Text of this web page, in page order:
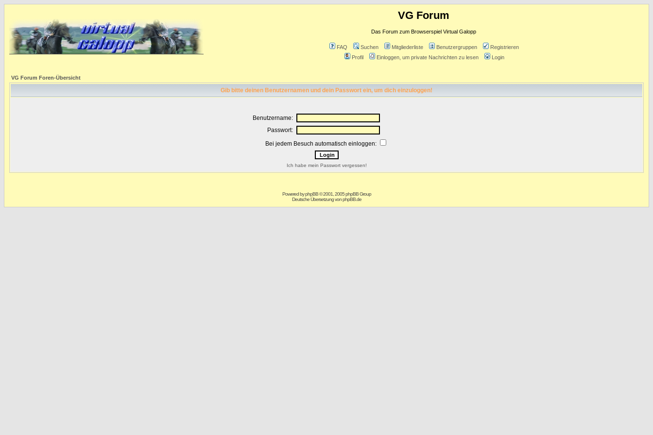
VG Forum
Das Forum zum Browserspiel Virtual Galopp
FAQ Suchen Mitgliederliste Benutzergruppen
Registrieren
Profil
Einloggen, um private Nachrichten zu lesen Login
VG Forum Foren-Übersicht
Gib bitte deinen Benutzernamen und dein Passwort ein, um dich einzuloggen!
Benutzername:
Passwort:
Bei jedem Besuch automatisch einloggen:
Ich habe mein Passwort vergessen!
Powered byphpBB© 2001, 2005 phpBB Group
Deutsche Übersetzung vonphpBB.de